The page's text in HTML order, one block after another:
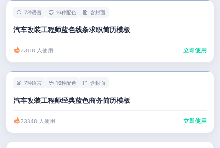
7种语言 16种配色 含封面
汽车改装工程师蓝色线条求职简历模板
23118 人使用 立即使用
7种语言 16种配色 含封面
汽车改装工程师经典蓝色商务简历模板
23848 人使用 立即使用